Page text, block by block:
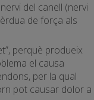
del canell (nervi
de força als
perquè produeix
el causa
per la qual
pot causar dolor a